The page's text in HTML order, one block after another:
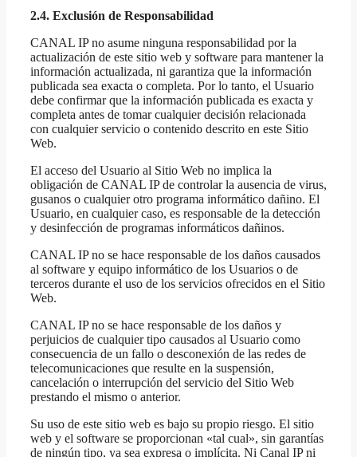
2.4. Exclusión de Responsabilidad
CANAL IP no asume ninguna responsabilidad por la
actualización de este sitio web y software para mantener la
información actualizada, ni garantiza que la información
publicada sea exacta o completa. Por lo tanto, el Usuario
debe confirmar que la información publicada es exacta y
completa antes de tomar cualquier decisión relacionada
con cualquier servicio o contenido descrito en este Sitio
Web.
El acceso del Usuario al Sitio Web no implica la
obligación de CANAL IP de controlar la ausencia de virus,
gusanos o cualquier otro programa informático dañino. El
Usuario, en cualquier caso, es responsable de la detección
y desinfección de programas informáticos dañinos.
CANAL IP no se hace responsable de los daños causados
al software y equipo informático de los Usuarios o de
terceros durante el uso de los servicios ofrecidos en el Sitio
Web.
CANAL IP no se hace responsable de los daños y
perjuicios de cualquier tipo causados al Usuario como
consecuencia de un fallo o desconexión de las redes de
telecomunicaciones que resulte en la suspensión,
cancelación o interrupción del servicio del Sitio Web
prestando el mismo o anterior.
Su uso de este sitio web es bajo su propio riesgo. El sitio
web y el software se proporcionan «tal cual», sin garantías
de ningún tipo, ya sea expresa o implícita. Ni Canal IP ni